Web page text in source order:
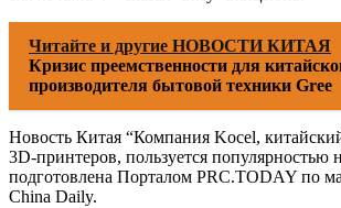
Читайте и другие НОВОСТИ КИТАЯ
Кризис преемственности для
производителя бытовой техники Gree
Новость Китая “Компания Kocel,
3D-принтеров, пользуется популярностью
подготовлена Порталом PRC.TODAY по
China Daily.